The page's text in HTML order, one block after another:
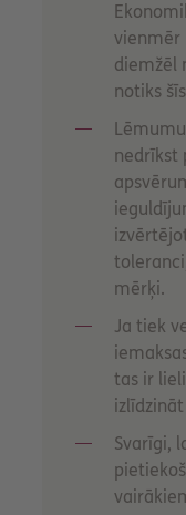
vienmēr
diemžēl
notiks
nedrīkst
mērķi.
Ja tiek
tas ir
Svarīgi,